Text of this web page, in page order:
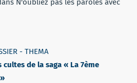
N'oubliez pas les paroles avec
- THEMA
cultes de la saga « La 7ème